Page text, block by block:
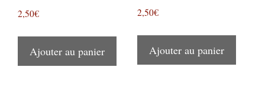
2,50€
Ajouter au panier
2,50€
Ajouter au panier